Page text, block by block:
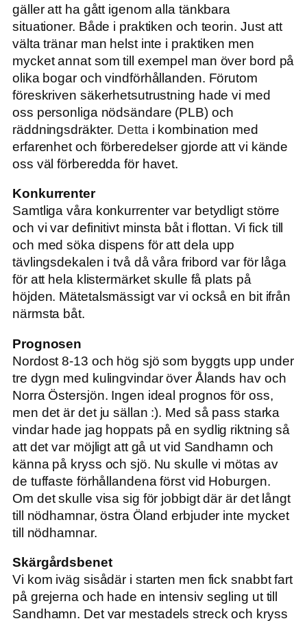
gäller att ha gått igenom alla tänkbara
situationer. Både i praktiken och teorin. Just att
välta tränar man helst inte i praktiken men
mycket annat som till exempel man över bord på
olika bogar och vindförhållanden. Förutom
föreskriven säkerhetsutrustning hade vi med
oss personliga nödsändare (PLB) och
räddningsdräkter. Detta i kombination med
erfarenhet och förberedelser gjorde att vi kände
oss väl förberedda för havet.
Konkurrenter
Samtliga våra konkurrenter var betydligt större
och vi var definitivt minsta båt i flottan. Vi fick till
och med söka dispens för att dela upp
tävlingsdekalen i två då våra fribord var för låga
för att hela klistermärket skulle få plats på
höjden. Mätetalsmässigt var vi också en bit ifrån
närmsta båt.
Prognosen
Nordost 8-13 och hög sjö som byggts upp under
tre dygn med kulingvindar över Ålands hav och
Norra Östersjön. Ingen ideal prognos för oss,
men det är det ju sällan :). Med så pass starka
vindar hade jag hoppats på en sydlig riktning så
att det var möjligt att gå ut vid Sandhamn och
känna på kryss och sjö. Nu skulle vi mötas av
de tuffaste förhållandena först vid Hoburgen.
Om det skulle visa sig för jobbigt där är det långt
till nödhamnar, östra Öland erbjuder inte mycket
till nödhamnar.
Skärgårdsbenet
Vi kom iväg sisådär i starten men fick snabbt fart
på grejerna och hade en intensiv segling ut till
Sandhamn. Det var mestadels streck och kryss